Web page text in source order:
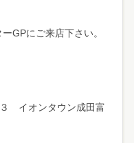
GPにご来店下さい。
イオンタウン成田富